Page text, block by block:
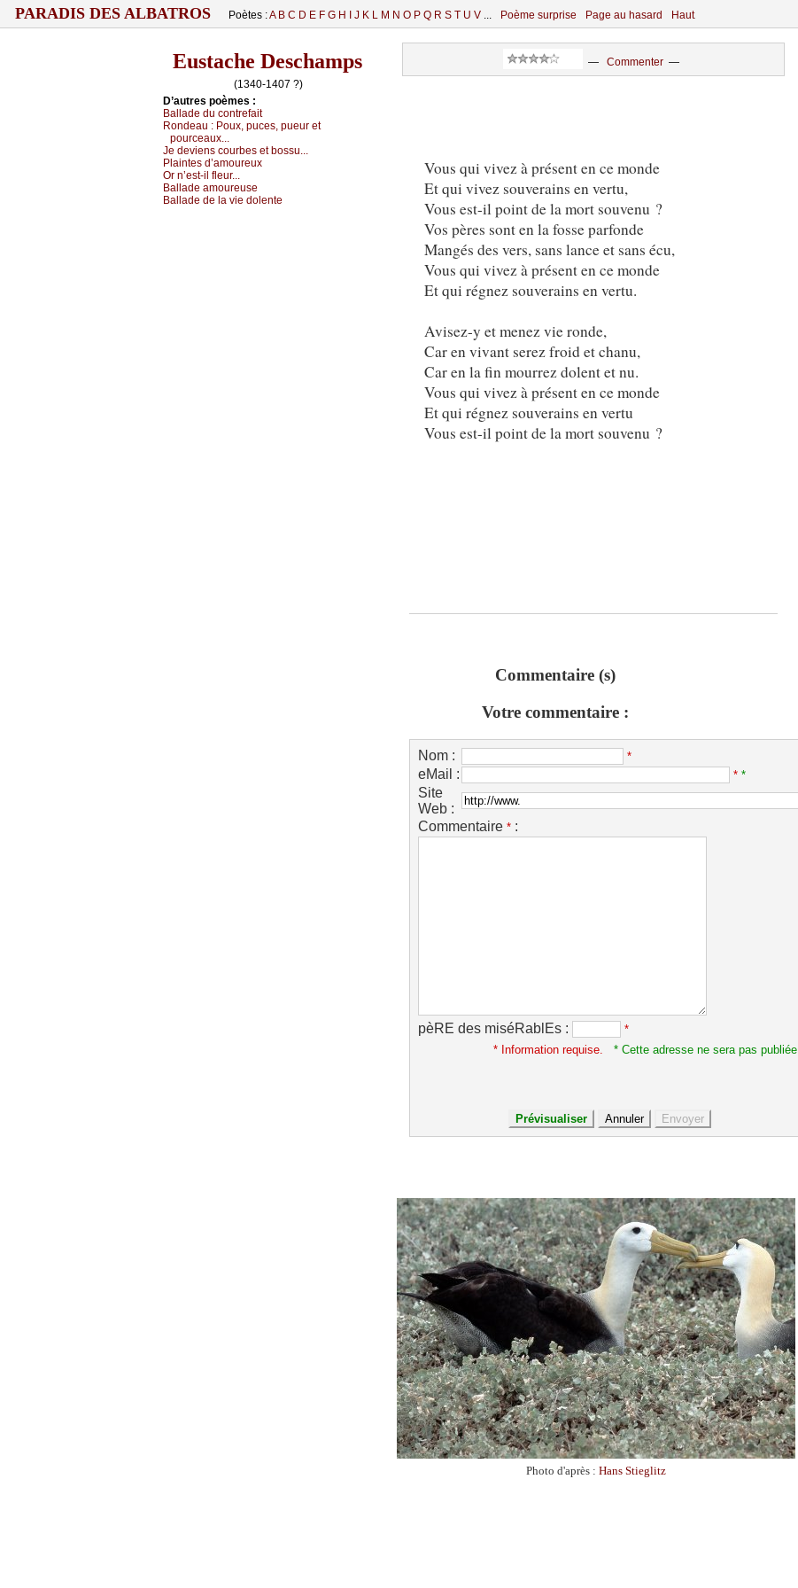
PARADIS DES ALBATROS Poètes :A B C D E F G H J K L M N O P Q R S T U V ... Poème surprise Page au hasard Haut
Eustache Deschamps
(1340-1407 ?)
D’autrеs pоèmеs :
Βаllаdе du соntrеfаit
Rоndеаu : Ρоuх, puсеs, puеur еt
pоurсеаuх...
Jе dеviеns соurbеs еt bоssu...
Ρlаintеs d’аmоurеuх
Οr n’еst-il flеur...
Βаllаdе аmоurеusе
Βаllаdе dе lа viе dоlеntе
— Commenter—
Vous qui vivez à présent en ce monde
Et qui vivez souverains en vertu,
Vous est-il point de la mort souvenu ?
Vos pères sont en la fosse parfonde
Mangés des vers, sans lance et sans écu,
Vous qui vivez à présent en ce monde
Et qui régnez souverains en vertu.
Avisez-y et menez vie ronde,
Car en vivant serez froid et chanu,
Car en la fin mourrez dolent et nu.
Vous qui vivez à présent en ce monde
Et qui régnez souverains en vertu
Vous est-il point de la mort souvenu ?
Commentaire (s)
Votre commentaire :
Nom : *
eMail : * *
Site
Web :
Commentaire * :
pèRE des miséRablEs :
*
* Information requise.
* Cette adresse ne sera pas publiée.
Photo d'après : Hans Stieglitz